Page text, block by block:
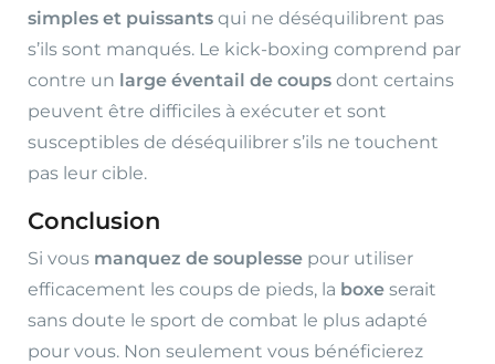
simples et puissants qui ne déséquilibrent pas
s’ils sont manqués. Le kick-boxing comprend par
contre un large éventail de coups dont certains
peuvent être difficiles à exécuter et sont
susceptibles de déséquilibrer s’ils ne touchent
pas leur cible.
Conclusion
Si vous manquez de souplesse pour utiliser
efficacement les coups de pieds, la boxe serait
sans doute le sport de combat le plus adapté
pour vous. Non seulement vous bénéficierez